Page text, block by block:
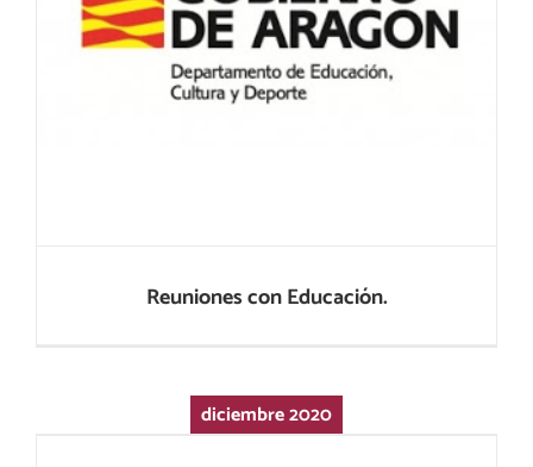
Reuniones con Educación.
Reuniones con Educación.
diciembre 2020
El Ampa dota al Colegio de nuevas